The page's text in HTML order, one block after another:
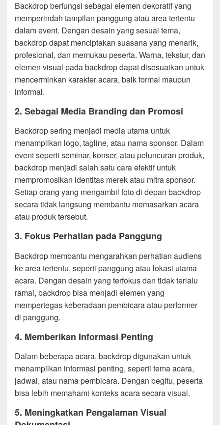
Backdrop berfungsi sebagai elemen dekoratif yang
memperindah tampilan panggung atau area tertentu
dalam event. Dengan desain yang sesuai tema,
backdrop dapat menciptakan suasana yang menarik,
profesional, dan memukau peserta. Warna, tekstur, dan
elemen visual pada backdrop dapat disesuaikan untuk
mencerminkan karakter acara, baik formal maupun
informal.
2. Sebagai Media Branding dan Promosi
Backdrop sering menjadi media utama untuk
menampilkan logo, tagline, atau nama sponsor. Dalam
event seperti seminar, konser, atau peluncuran produk,
backdrop menjadi salah satu cara efektif untuk
mempromosikan identitas merek atau mitra sponsor.
Setiap orang yang mengambil foto di depan backdrop
secara tidak langsung membantu memasarkan acara
atau produk tersebut.
3. Fokus Perhatian pada Panggung
Backdrop membantu mengarahkan perhatian audiens
ke area tertentu, seperti panggung atau lokasi utama
acara. Dengan desain yang terfokus dan tidak terlalu
ramai, backdrop bisa menjadi elemen yang
mempertegas keberadaan pembicara atau performer
di panggung.
4. Memberikan Informasi Penting
Dalam beberapa acara, backdrop digunakan untuk
menampilkan informasi penting, seperti tema acara,
jadwal, atau nama pembicara. Dengan begitu, peserta
bisa lebih memahami konteks acara secara visual.
5. Meningkatkan Pengalaman Visual